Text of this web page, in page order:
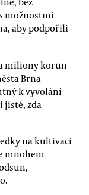
možnostmi
aby podpořili
miliony korun
Brna
k vyvolání
jisté, zda
na kultivaci
mnohem